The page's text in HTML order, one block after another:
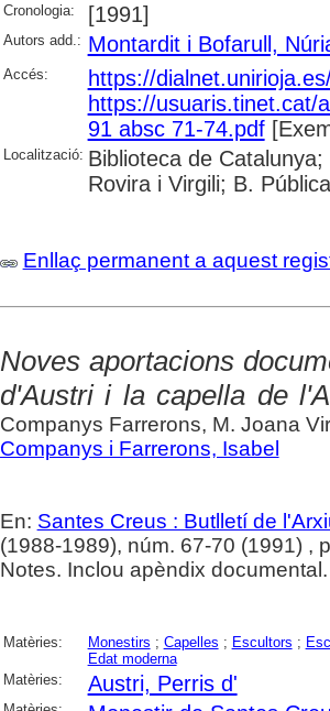
Cronologia: [1991]
Autors add.: Montardit i Bofarull,
Accés:
https://
https://usuaris.tinet.cat/
91 absc 71-74.pdf
Localització: Biblioteca de
Rovira i Virgili; B.
Enllaç permanent a aquest
Noves aportacions
d'Austri i la capella de
Companys Farrerons, M. Joana
Companys i Farrerons, Isabel
En: Santes Creus : Butlletí de
(1988-1989), núm. 67-70 (1991) ,
Notes. Inclou apèndix documental.
Matèries: Monestirs ; Capelles ; Escultors ;
Edat moderna
Matèries:
Austri, Perris d'